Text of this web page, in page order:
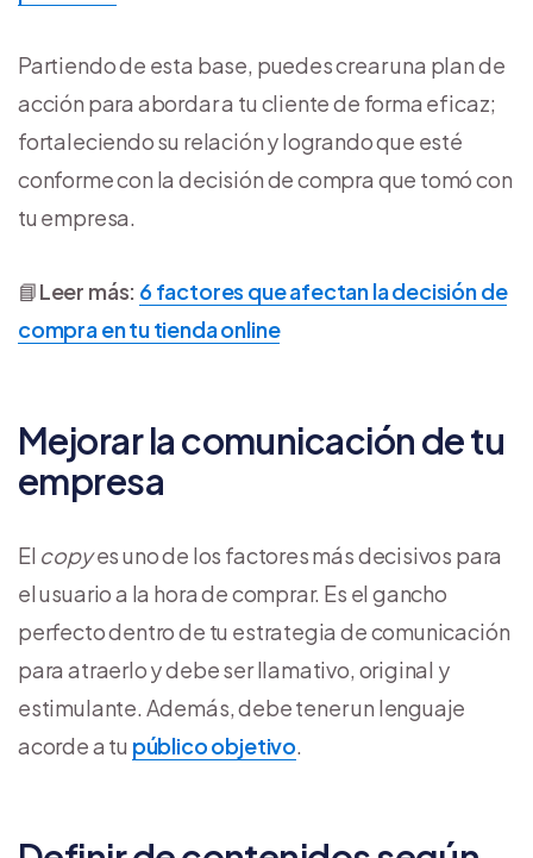
Partiendo de esta base, puedes crear una plan de
acción para abordar a tu cliente de forma eficaz;
fortaleciendo su relación y logrando que esté
conforme con la decisión de compra que tomó con
tu empresa.
📘Leer más: 6 factores que afectan la decisión de
compra en tu tienda online
Mejorar la comunicación de tu
empresa
El copyes uno de los factores más decisivos para
el usuario a la hora de comprar. Es el gancho
perfecto dentro de tu estrategia de comunicación
para atraerlo y debe ser llamativo, original y
estimulante. Además, debe tener un lenguaje
acorde a tu público objetivo.